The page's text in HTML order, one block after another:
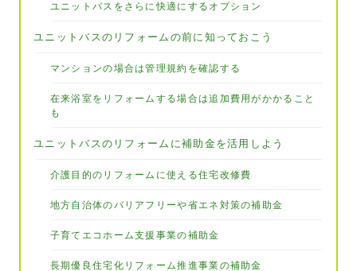
ユニットバスをさらに快適にするオプション
ユニットバスのリフォームの前に知っておこう
マンションの場合は管理規約を確認する
在来浴室をリフォームする場合は追加費用がかかること
も
ユニットバスのリフォームに補助金を活用しよう
介護目的のリフォームに使える住宅改修費
地方自治体のバリアフリーや省エネ対策の補助金
子育てエコホーム支援事業の補助金
長期優良住宅化リフォーム推進事業の補助金